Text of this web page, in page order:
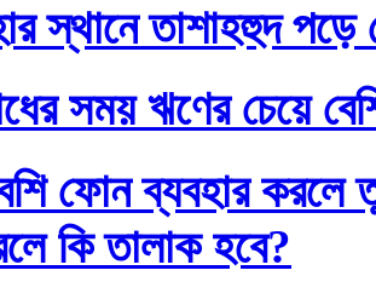
স্থানে তাশাহহুদ
সময় ঋণের চেয়ে
ফোন ব্যবহার
কি তালাক হবে?